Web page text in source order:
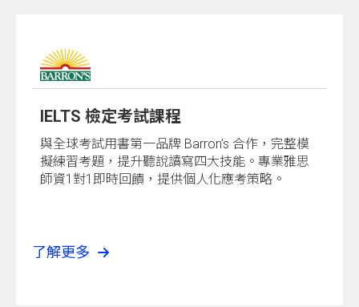
IELTS 檢定考試課程
與全球考試用書第一品牌 Barron’s 合作，完整模
擬練習考題，提升聽說讀寫四大技能。專業雅思
師資1對1即時回饋，提供個人化應考策略。
了解更多